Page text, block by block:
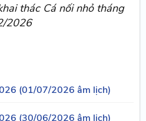
thác Cá nối nhỏ tháng
2026
(01/07/2026 âm lịch)
(30/06/2026 âm lịch)